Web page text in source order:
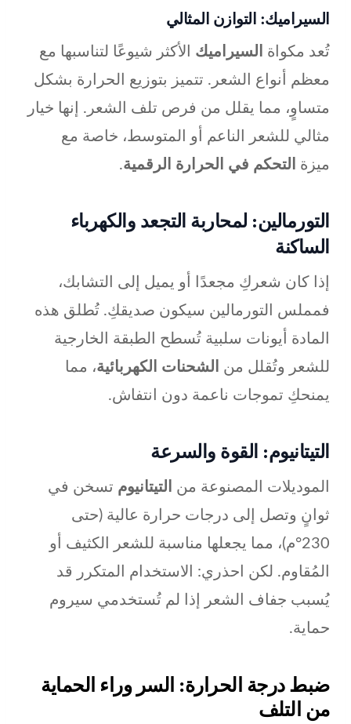
السيراميك: التوازن المثالي
تُعد مكواة السيراميك الأكثر شيوعًا لتناسبها مع
معظم أنواع الشعر. تتميز بتوزيع الحرارة بشكل
متساوٍ، مما يقلل من فرص تلف الشعر. إنها خيار
مثالي للشعر الناعم أو المتوسط، خاصة مع
ميزة
التحكم في الحرارة الرقمية.
التورمالين: لمحاربة التجعد والكهرباء
الساكنة
إذا كان شعركِ مجعدًا أو يميل إلى التشابك،
فمملس التورمالين سيكون صديقكِ. تُطلق هذه
المادة أيونات سلبية تُسطح الطبقة الخارجية
للشعر وتُقلل من
الشحنات الكهربائية، مما
يمنحكِ تموجات ناعمة دون انتفاش.
التيتانيوم: القوة والسرعة
الموديلات المصنوعة من التيتانيوم تسخن في
ثوانٍ وتصل إلى درجات حرارة عالية (حتى
230°م)، مما يجعلها مناسبة للشعر الكثيف أو
المُقاوم. لكن احذري: الاستخدام المتكرر قد
يُسبب جفاف الشعر إذا لم تُستخدمي سيروم
حماية.
ضبط درجة الحرارة: السر وراء الحماية
من التلف